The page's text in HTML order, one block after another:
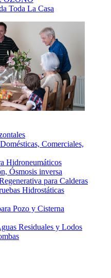
Toda La Casa
Comerciales,
Hidroneumáticos
Ósmosis inversa
para Calderas
Hidrostáticas
Pozo y Cisterna
Residuales y Lodos